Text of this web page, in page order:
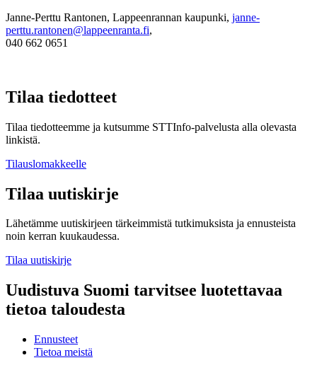
Janne-Perttu Rantonen, Lappeenrannan kaupunki, janne-
perttu.rantonen@lappeenranta.fi,
040 662 0651
Tilaa tiedotteet
Tilaa tiedotteemme ja kutsumme STTInfo-palvelusta alla olevasta
linkistä.
Tilauslomakkeelle
Tilaa uutiskirje
Lähetämme uutiskirjeen tärkeimmistä tutkimuksista ja ennusteista
noin kerran kuukaudessa.
Tilaa uutiskirje
Uudistuva Suomi tarvitsee luotettavaa
tietoa taloudesta
Ennusteet
Tietoa meistä